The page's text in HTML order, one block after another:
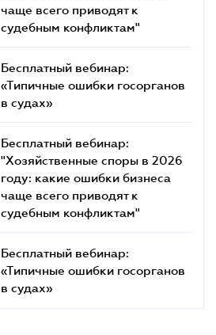
чаще всего приводят к
судебным конфликтам"
Бесплатный вебинар:
«Типичные ошибки госорганов
в судах»
Бесплатный вебинар:
"Хозяйственные споры в 2026
году: какие ошибки бизнеса
чаще всего приводят к
судебным конфликтам"
Бесплатный вебинар:
«Типичные ошибки госорганов
в судах»